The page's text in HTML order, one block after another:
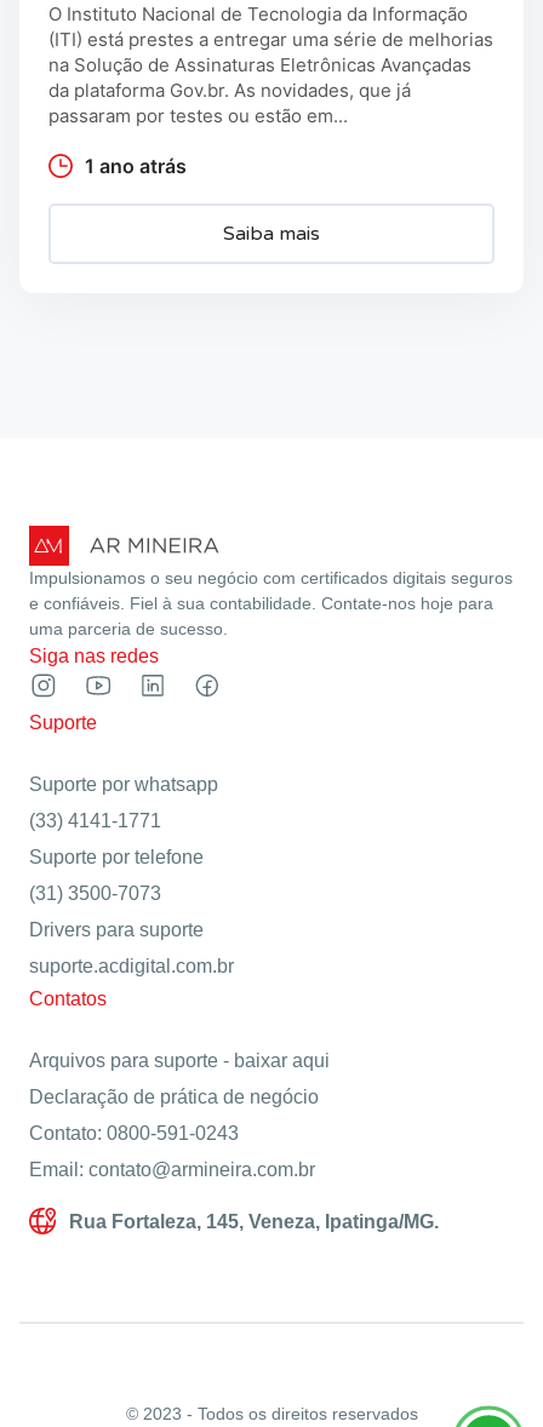
O Instituto Nacional de Tecnologia da Informação
(ITI) está prestes a entregar uma série de melhorias
na Solução de Assinaturas Eletrônicas Avançadas
da plataforma Gov.br. As novidades, que já
passaram por testes ou estão em...
1 ano atrás
Saiba mais
Impulsionamos o seu negócio com certificados digitais seguros
e confiáveis. Fiel à sua contabilidade. Contate-nos hoje para
uma parceria de sucesso.
Siga nas redes
Suporte
Suporte por whatsapp
(33) 4141-1771
Suporte por telefone
(31) 3500-7073
Drivers para suporte
suporte.acdigital.com.br
Contatos
Arquivos para suporte - baixar aqui
Declaração de prática de negócio
Contato: 0800-591-0243
Email: contato@armineira.com.br
Rua Fortaleza, 145, Veneza, Ipatinga/MG.
© 2023 - Todos os direitos reservados